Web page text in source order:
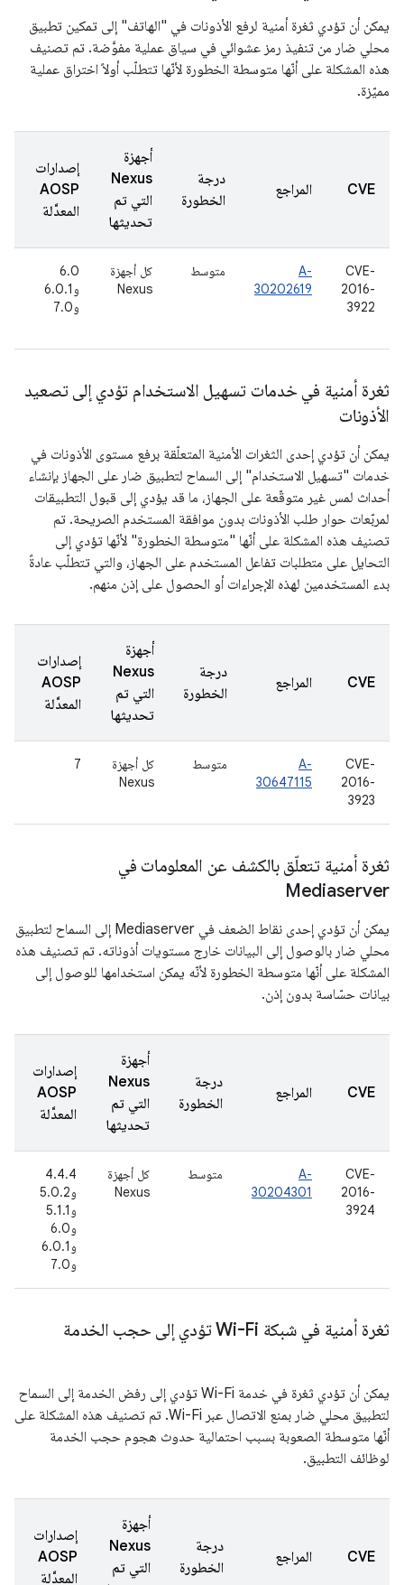
يمكن أن تؤدي ثغرة أمنية لرفع الأذونات في "الهاتف" إلى تمكين تطبيق
محلي ضار من تنفيذ رمز عشوائي في سياق عملية مفوَّضة. تم تصنيف
هذه المشكلة على أنّها متوسطة الخطورة لأنّها تتطلّب أولاً اختراق عملية
مميّزة.
CVE المراجع
درجة
الخطورة
أجهزة
Nexus
التي تم
تحديثها
إصدارات
AOSP
المعدَّلة
CVE-
2016-
3922
A-
30202619
متوسط
كل أجهزة
Nexus
6.0
و6.0.1
و7.0
ثغرة أمنية في خدمات تسهيل الاستخدام تؤدي إلى تصعيد
الأذونات
يمكن أن تؤدي إحدى الثغرات الأمنية المتعلّقة برفع مستوى الأذونات في
خدمات "تسهيل الاستخدام" إلى السماح لتطبيق ضار على الجهاز بإنشاء
أحداث لمس غير متوقّعة على الجهاز، ما قد يؤدي إلى قبول التطبيقات
لمربّعات حوار طلب الأذونات بدون موافقة المستخدم الصريحة. تم
تصنيف هذه المشكلة على أنّها "متوسطة الخطورة" لأنّها تؤدي إلى
التحايل على متطلبات تفاعل المستخدم على الجهاز، والتي تتطلّب عادةً
بدء المستخدمين لهذه الإجراءات أو الحصول على إذن منهم.
CVE المراجع
درجة
الخطورة
أجهزة
Nexus
التي تم
تحديثها
إصدارات
AOSP
المعدَّلة
CVE-
2016-
3923
A-
30647115
متوسط
كل أجهزة
Nexus
7
ثغرة أمنية تتعلّق بالكشف عن المعلومات في
Mediaserver
يمكن أن تؤدي إحدى نقاط الضعف في Mediaserver إلى السماح لتطبيق
محلي ضار بالوصول إلى البيانات خارج مستويات أذوناته. تم تصنيف هذه
المشكلة على أنّها متوسطة الخطورة لأنّه يمكن استخدامها للوصول إلى
بيانات حسّاسة بدون إذن.
CVE المراجع
درجة
الخطورة
أجهزة
Nexus
التي تم
تحديثها
إصدارات
AOSP
المعدَّلة
CVE-
2016-
3924
A-
30204301
متوسط
كل أجهزة
Nexus
4.4.4
و5.0.2
و5.1.1
و6.0
و6.0.1
و7.0
ثغرة أمنية في شبكة Wi-Fi تؤدي إلى حجب الخدمة
يمكن أن تؤدي ثغرة في خدمة Wi-Fi تؤدي إلى رفض الخدمة إلى السماح
لتطبيق محلي ضار بمنع الاتصال عبر Wi-Fi. تم تصنيف هذه المشكلة على
أنّها متوسطة الصعوبة بسبب احتمالية حدوث هجوم حجب الخدمة
لوظائف التطبيق.
CVE المراجع
درجة
الخطورة
أجهزة
Nexus
التي تم
إصدارات
AOSP
المعدَّلة